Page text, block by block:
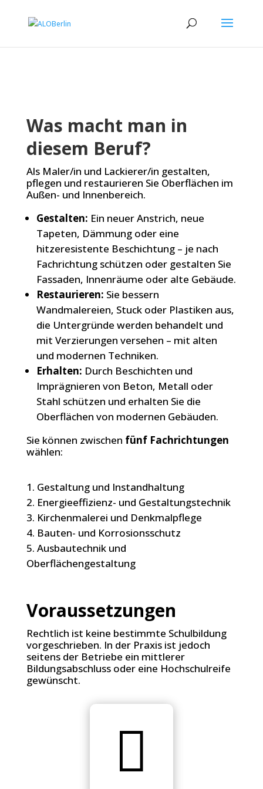
Was macht man in
diesem Beruf?
Als Maler/in und Lackierer/in gestalten,
pflegen und restaurieren Sie Oberflächen im
Außen- und Innenbereich.
Gestalten: Ein neuer Anstrich, neue
Tapeten, Dämmung oder eine
hitzeresistente Beschichtung – je nach
Fachrichtung schützen oder gestalten Sie
Fassaden, Innenräume oder alte Gebäude.
Restaurieren: Sie bessern
Wandmalereien, Stuck oder Plastiken aus,
die Untergründe werden behandelt und
mit Verzierungen versehen – mit alten
und modernen Techniken.
Erhalten: Durch Beschichten und
Imprägnieren von Beton, Metall oder
Stahl schützen und erhalten Sie die
Oberflächen von modernen Gebäuden.
Sie können zwischen fünf Fachrichtungen
wählen:
Gestaltung und Instandhaltung
Energieeffizienz- und Gestaltungstechnik
Kirchenmalerei und Denkmalpflege
Bauten- und Korrosionsschutz
Ausbautechnik und
Oberflächengestaltung
Voraussetzungen
Rechtlich ist keine bestimmte Schulbildung
vorgeschrieben. In der Praxis ist jedoch
seitens der Betriebe ein mittlerer
Bildungsabschluss oder eine Hochschulreife
gewünscht.
